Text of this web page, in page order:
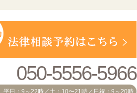
050-5556-5966
日：9～22時／土：10〜21時／日祝：9～20時